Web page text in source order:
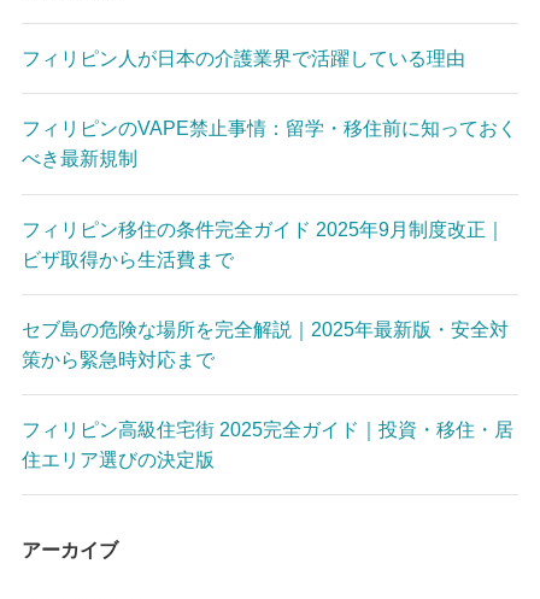
フィリピン人が日本の介護業界で活躍している理由
フィリピンのVAPE禁止事情：留学・移住前に知っておく
べき最新規制
フィリピン移住の条件完全ガイド 2025年9月制度改正｜
ビザ取得から生活費まで
セブ島の危険な場所を完全解説｜2025年最新版・安全対
策から緊急時対応まで
フィリピン高級住宅街 2025完全ガイド｜投資・移住・居
住エリア選びの決定版
アーカイブ